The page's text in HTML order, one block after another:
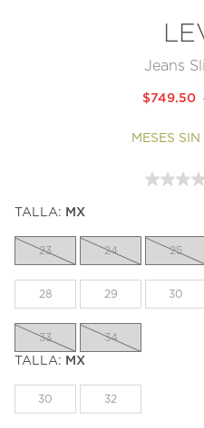
Jeans
$749.50
MESES
TALLA: MX
23 24 25
28 29 30
33 34
TALLA: MX
30 32